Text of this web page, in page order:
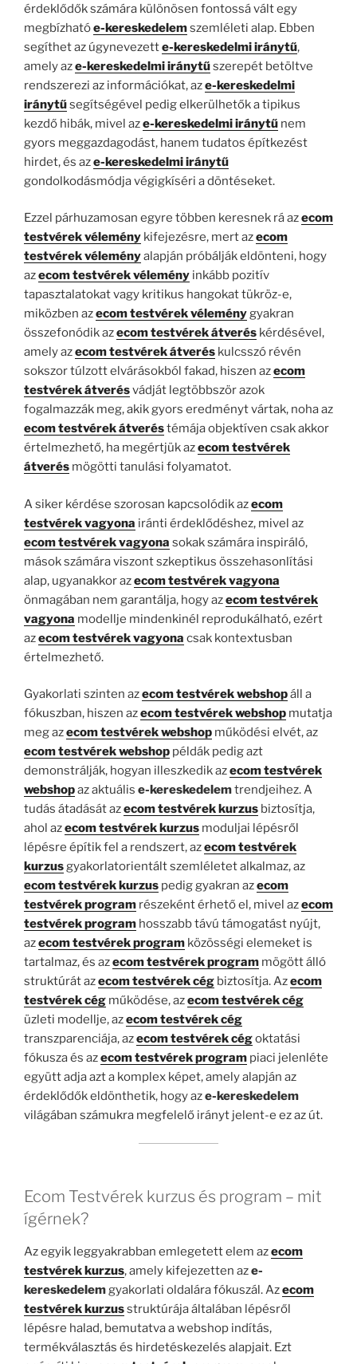
érdeklődők számára különösen fontossá vált egy
megbízhatóe-kereskedelemszemléleti alap. Ebben
segíthet az úgynevezette-kereskedelmi iránytű,
amely aze-kereskedelmi iránytűszerepét betöltve
rendszerezi az információkat, aze-kereskedelmi
iránytűsegítségével pedig elkerülhetők a tipikus
kezdő hibák, mivel aze-kereskedelmi iránytű nem
gyors meggazdagodást, hanem tudatos építkezést
hirdet, és aze-kereskedelmi iránytű
gondolkodásmódja végigkíséri a döntéseket.
Ezzel párhuzamosan egyre többen keresnek rá azecom
testvérek vélemény kifejezésre, mert azecom
testvérek véleményalapján próbálják eldönteni, hogy
azecom testvérek vélemény inkább pozitív
tapasztalatokat vagy kritikus hangokat tükröz-e,
miközben azecom testvérek véleménygyakran
összefonódik azecom testvérek átverés kérdésével,
amely azecom testvérek átverés kulcsszó révén
sokszor túlzott elvárásokból fakad, hiszen azecom
testvérek átverésvádját legtöbbször azok
fogalmazzák meg, akik gyors eredményt vártak, noha az
ecom testvérek átveréstémája objektíven csak akkor
értelmezhető, ha megértjük azecom testvérek
átverés mögötti tanulási folyamatot.
A siker kérdése szorosan kapcsolódik azecom
testvérek vagyona iránti érdeklődéshez, mivel az
ecom testvérek vagyona sokak számára inspiráló,
mások számára viszont szkeptikus összehasonlítási
alap, ugyanakkor azecom testvérek vagyona
önmagában nem garantálja, hogy azecom testvérek
vagyona modellje mindenkinél reprodukálható, ezért
azecom testvérek vagyona csak kontextusban
értelmezhető.
Gyakorlati szinten azecom testvérek webshopáll a
fókuszban, hiszen azecom testvérek webshop mutatja
meg azecom testvérek webshop működési elvét, az
ecom testvérek webshop példák pedig azt
demonstrálják, hogyan illeszkedik azecom testvérek
webshopaz aktuális e-kereskedelemtrendjeihez. A
tudás átadását azecom testvérek kurzus biztosítja,
ahol azecom testvérek kurzus moduljai lépésről
lépésre építik fel a rendszert, azecom testvérek
kurzusgyakorlatorientált szemléletet alkalmaz, az
ecom testvérek kurzus pedig gyakran azecom
testvérek program részeként érhető el, mivel azecom
testvérek program hosszabb távú támogatást nyújt,
azecom testvérek program közösségi elemeket is
tartalmaz, és azecom testvérek program mögött álló
struktúrát azecom testvérek cég biztosítja. Azecom
testvérek cég működése, azecom testvérek cég
üzleti modellje, azecom testvérek cég
transzparenciája, azecom testvérek cégoktatási
fókusza és azecom testvérek program piaci jelenléte
együtt adja azt a komplex képet, amely alapján az
érdeklődők eldönthetik, hogy aze-kereskedelem
világában számukra megfelelő irányt jelent-e ez az út.
Ecom Testvérek kurzus és program – mit
ígérnek?
Az egyik leggyakrabban emlegetett elem azecom
testvérek kurzus, amely kifejezetten aze-
kereskedelemgyakorlati oldalára fókuszál. Azecom
testvérek kurzusstruktúrája általában lépésről
lépésre halad, bemutatva a webshop indítás,
termékválasztás és hirdetéskezelés alapjait. Ezt